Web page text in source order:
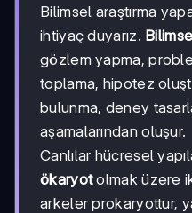
Bilimsel araştırma
ihtiyaç duyarız.
gözlem yapma,
toplama, hipotez
bulunma, deney
aşamalarından oluşur.
Canlılar hücresel
ökaryotolmak üzere
arkeler prokaryottur,